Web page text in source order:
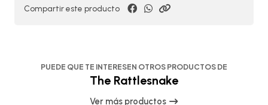
Compartir este producto
PUEDE QUE TE INTERESEN OTROS PRODUCTOS DE
The Rattlesnake
Ver más productos